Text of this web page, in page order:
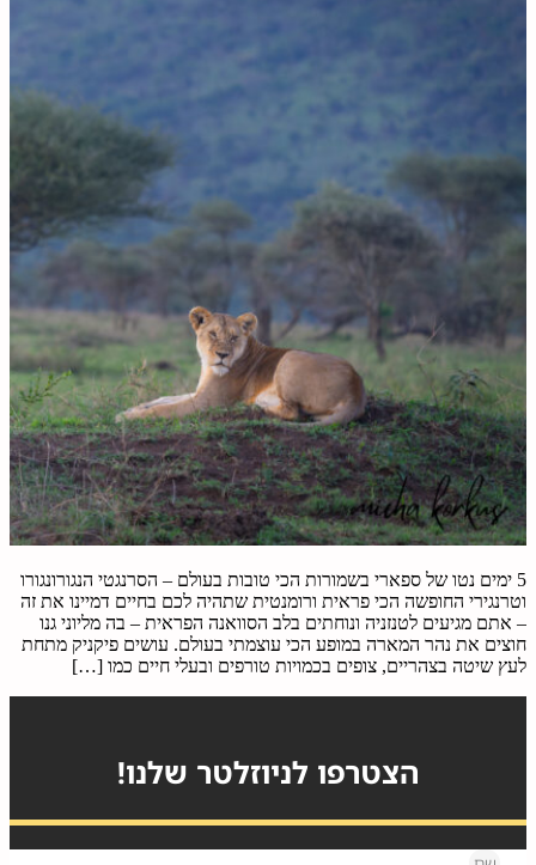
5 ימים נטו של ספארי בשמורות הכי טובות בעולם – הסרנגטי הנגורונגורו
וטרנגירי החופשה הכי פראית ורומנטית שתהיה לכם בחיים דמיינו את זה
– אתם מגיעים לטנזניה ונוחתים בלב הסוואנה הפראית – בה מליוני גנו
חוצים את נהר המארה במופע הכי עוצמתי בעולם. עושים פיקניק מתחת
לעץ שיטה בצהריים, צופים בכמויות טורפים ובעלי חיים כמו […]
הצטרפו לניוזלטר שלנו!